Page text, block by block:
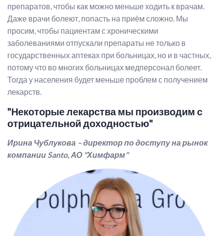
препаратов, чтобы как можно меньше ходить к врачам.
Даже врачи болеют, попасть на приём сложно. Мы
просим, чтобы пациентам с хроническими
заболеваниями отпускали препараты не только в
государственных аптеках при больницах, но и в частных,
потому что во многих больницах медперсонал болеет.
Тогда у населения будет меньше проблем с получением
лекарств.
"Некоторые лекарства мы производим с
отрицательной доходностью"
Ирина Чублукова – директор по доступу на рынок
компании Santo, АО "Химфарм"